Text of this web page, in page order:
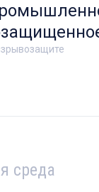
среда